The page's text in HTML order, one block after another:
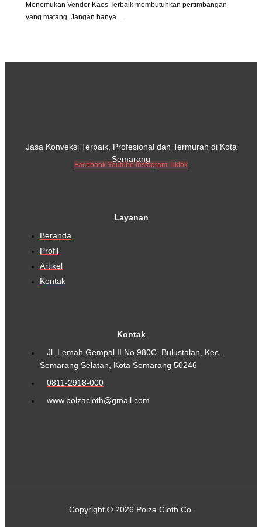
Menemukan Vendor Kaos Terbaik membutuhkan pertimbangan
yang matang. Jangan hanya…
Jasa Konveksi Terbaik, Profesional dan Termurah di Kota
Semarang
Facebook Youtube Instagram Tiktok
Layanan
Beranda
Profil
Artikel
Kontak
Kontak
Jl. Lemah Gempal II No.980C, Bulustalan, Kec.
Semarang Selatan, Kota Semarang 50246
0811-2918-000
www.polzacloth@gmail.com
Copyright © 2026 Polza Cloth Co.